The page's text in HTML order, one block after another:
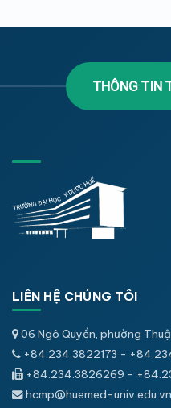
THÔNG TIN
LIÊN HỆ CHÚNG TÔI
06 Ngô Quyền, phường
+84.234.3822173 -
+84.234.3826269 -
hcmp@huemed-univ.edu.vn